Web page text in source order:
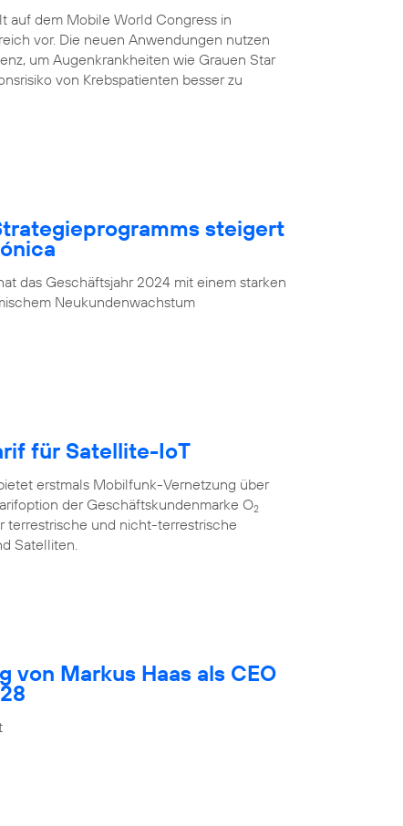
auf dem Mobile World Congress in
vor. Die neuen Anwendungen nutzen
um Augenkrankheiten wie Grauen Star
von Krebspatienten besser zu
steigert
das Geschäftsjahr 2024 mit einem starken
Neukundenwachstum
für Satellite-IoT
erstmals Mobilfunk-Vernetzung über
der Geschäftskundenmarke O2
terrestrische und nicht-terrestrische
Satelliten.
Markus Haas als CEO